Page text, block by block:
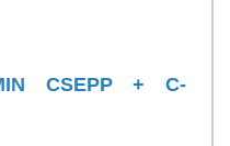
CSEPP + C-